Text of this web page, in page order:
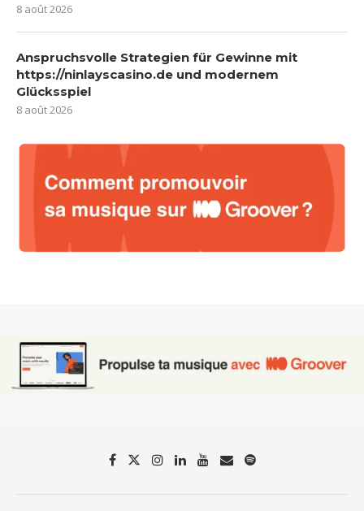
8 août 2026
Anspruchsvolle Strategien für Gewinne mit
https://ninlayscasino.de und modernem
Glücksspiel
8 août 2026